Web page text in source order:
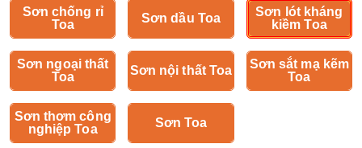
Sơn chống rỉ
Toa
Sơn dầu Toa
Sơn lót kháng
kiềm Toa
Sơn ngoại thất
Toa
Sơn nội thất Toa
Sơn sắt mạ kẽm
Toa
Sơn thơm công
nghiệp Toa
Sơn Toa